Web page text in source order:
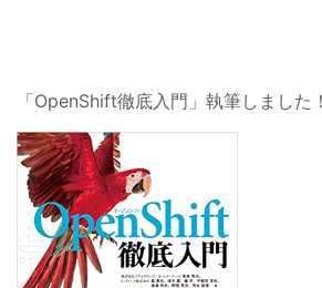
「OpenShift徹底入門」執筆しました！